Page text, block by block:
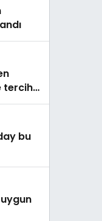
tercih
bu